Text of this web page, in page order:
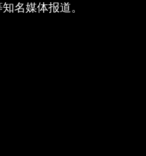
知名媒体报道。